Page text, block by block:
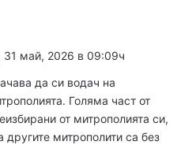
31 май, 2026 в 09:09ч
да си водач на
Голяма част от
от митрополията си,
другите митрополити са без